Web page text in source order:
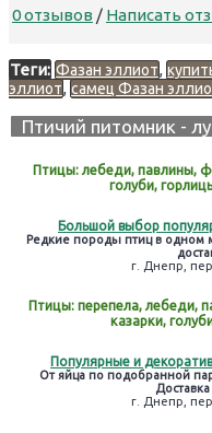
0 отзывов / Написать
Теги: Фазан эллиот,
эллиот, самец Фазан
Птичий питомник -
Птицы: лебеди, павлины,
голуби,
Большой выбор
Редкие породы птиц в одном
г. Днепр,
Птицы: перепела, лебеди,
казарки,
Популярные и
От яйца по подобранной
г. Днепр,